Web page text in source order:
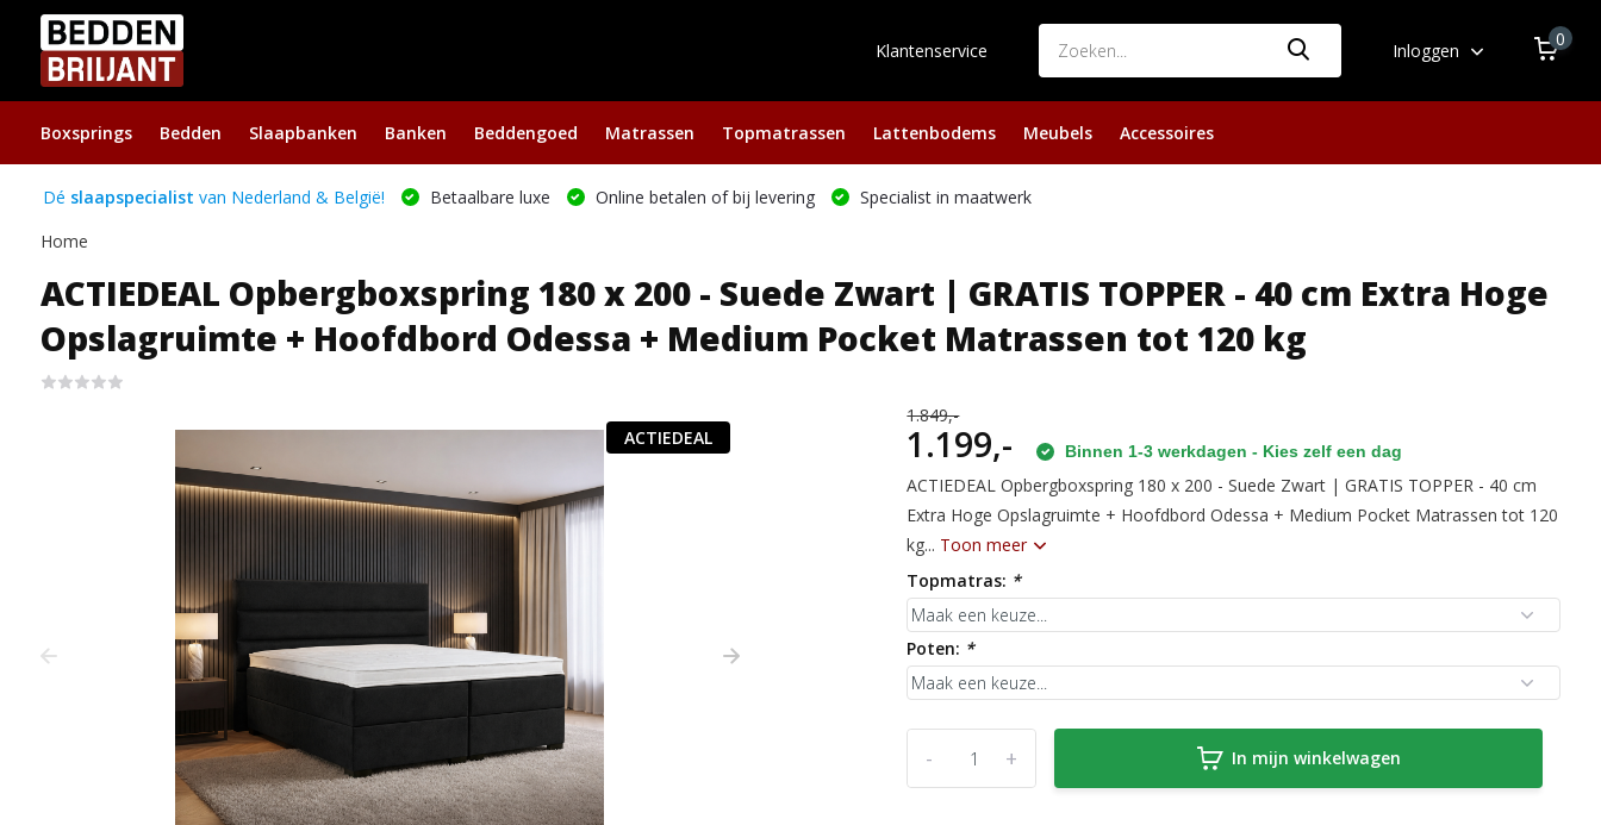
Klantenservice Inloggen
0
Boxsprings Bedden Slaapbanken Banken Beddengoed Matrassen Topmatrassen Lattenbodems Meubels Accessoires
Dé slaapspecialist van Nederland & België! Betaalbare luxe Online betalen of bij levering
Specialist in maatwerk
Home
ACTIEDEAL Opbergboxspring 180 x 200 - Suede Zwart | GRATIS TOPPER - 40 cm Extra Hoge
Opslagruimte + Hoofdbord Odessa + Medium Pocket Matrassen tot 120 kg
ACTIEDEAL
1.849,-
1.199,- Binnen 1-3 werkdagen - Kies zelf een dag
ACTIEDEAL Opbergboxspring 180 x 200 - Suede Zwart | GRATIS TOPPER - 40 cm
Extra Hoge Opslagruimte + Hoofdbord Odessa + Medium Pocket Matrassen tot 120
kg... Toon meer
Topmatras: *
Poten: *
+
- In mijn winkelwagen